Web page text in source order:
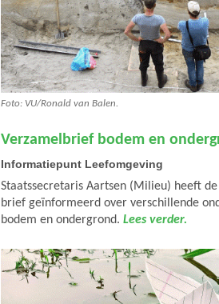
Foto: VU/Ronald van Balen.
Verzamelbrief bodem en
Informatiepunt Leefomgeving
Staatssecretaris Aartsen (Milieu) heeft
brief geïnformeerd over verschillende
bodem en ondergrond. Lees verder.